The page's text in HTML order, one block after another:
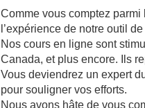
Comme vous comptez
l’expérience de notre outil
Nos cours en ligne sont
Canada, et plus encore. Ils
Vous deviendrez un expert
pour souligner vos efforts.
Nous avons hâte de vous